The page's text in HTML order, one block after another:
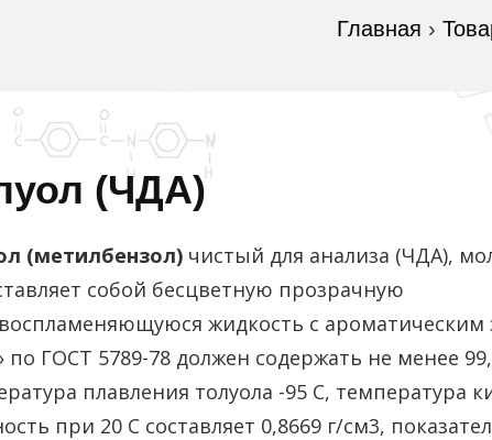
Главная ›
(ЧДА)
(метилбензол)чистый для анализа (ЧДА),
собой бесцветную прозрачную
жидкость с ароматическим
по ГОСТ 5789-78 должен содержать не менее
плавления толуола -95 С, температура
при 20 С составляет 0,8669 г/см3,